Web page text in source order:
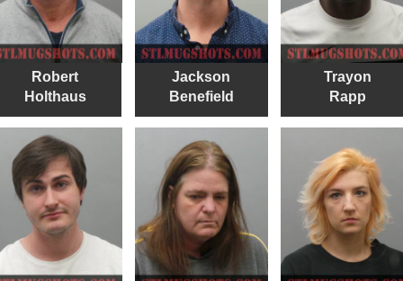
Robert
Holthaus
Jackson
Benefield
Trayon
Rapp